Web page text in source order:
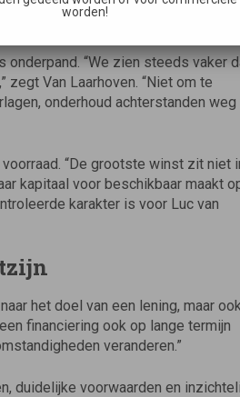
“We zien steeds vaker
Van Laarhoven. “Niet om te
onderhoud achterstanden weg
“De grootste winst zit niet
kapitaal voor beschikbaar maakt
karakter is voor Luc van
het doel van een lening, maar
financiering ook op lange termijn
veranderen.”
duidelijke voorwaarden en
worden!